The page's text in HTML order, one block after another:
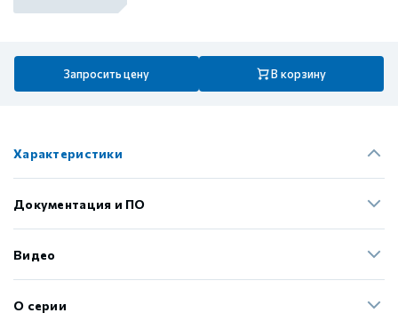
Запросить цену В корзину
Характеристики
Документация и ПО
Видео
О серии